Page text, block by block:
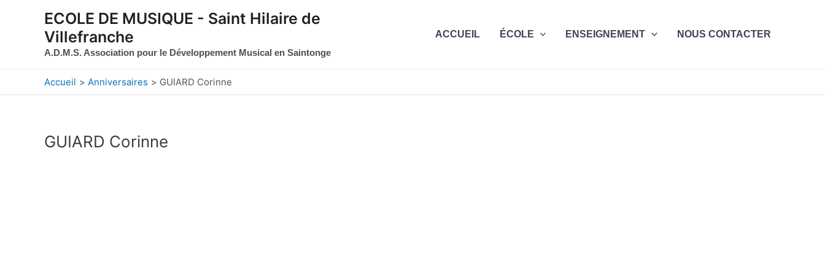
ECOLE DE MUSIQUE - Saint Hilaire de
Villefranche
A.D.M.S. Association pour le Développement Musical en Saintonge
ACCUEIL ÉCOLE ENSEIGNEMENT NOUS CONTACTER
Accueil Anniversaires GUIARD Corinne
GUIARD Corinne